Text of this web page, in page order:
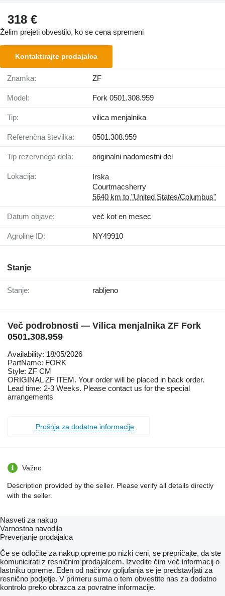
318 €
Želim prejeti obvestilo, ko se cena spremeni
Kontaktirajte prodajalca
Znamka: ZF
Model: Fork 0501.308.959
Tip: vilica menjalnika
Referenčna številka: 0501.308.959
Tip rezervnega dela: originalni nadomestni del
Lokacija:
Irska
Courtmacsherry
5640 km to "United States/Columbus"
Datum objave: več kot en mesec
Agroline ID: NY49910
Stanje
Stanje: rabljeno
Več podrobnosti — Vilica menjalnika ZF Fork
0501.308.959
Availability: 18/05/2026
PartName: FORK
Style: ZF CM
ORIGINAL ZF ITEM. Your order will be placed in back order.
Lead time: 2-3 Weeks. Please contact us for the special
arrangements
Prošnja za dodatne informacije
Važno
Description provided by the seller. Please verify all details directly
with the seller.
Nasveti za nakup
Varnostna navodila
Preverjanje prodajalca
Če se odločite za nakup opreme po nizki ceni, se prepričajte, da ste
komunicirati z resničnim prodajalcem. Izvedite čim več informacij o
lastniku opreme. Eden od načinov goljufanja se je predstavljati za
resnično podjetje. V primeru suma o tem obvestite nas za dodatno
kontrolo preko obrazca za povratne informacije.